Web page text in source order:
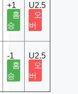
+1
홈
승
U2.5
오
버
-1
홈
승
U2.5
오
버